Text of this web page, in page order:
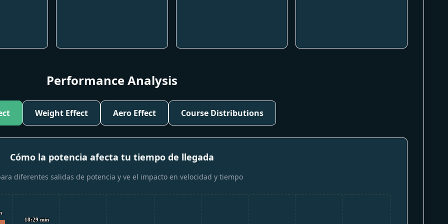
Performance Analysis
Weight Effect Aero Effect Course Distributions
Cómo la potencia afecta tu tiempo de llegada
diferentes salidas de potencia y ve el impacto en velocidad y tiempo
18:29 min
18:29 min